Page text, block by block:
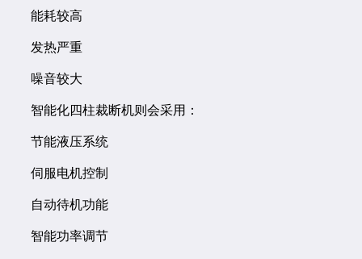
能耗较高
发热严重
噪音较大
智能化四柱裁断机则会采用：
节能液压系统
伺服电机控制
自动待机功能
智能功率调节